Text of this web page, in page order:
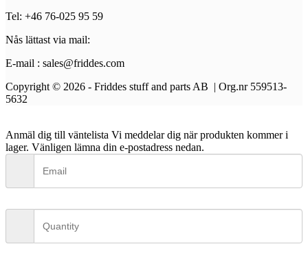
Tel: +46 76-025 95 59
Nås lättast via mail:
E-mail : sales@friddes.com
Copyright © 2026 - Friddes stuff and parts AB | Org.nr 559513-
5632
Anmäl dig till väntelista Vi meddelar dig när produkten kommer i
lager. Vänligen lämna din e-postadress nedan.